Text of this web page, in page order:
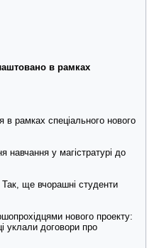
в рамках
в рамках спеціального нового
навчання у магістратурі до
Так, ще вчорашні студенти
нового проекту:
уклали договори про